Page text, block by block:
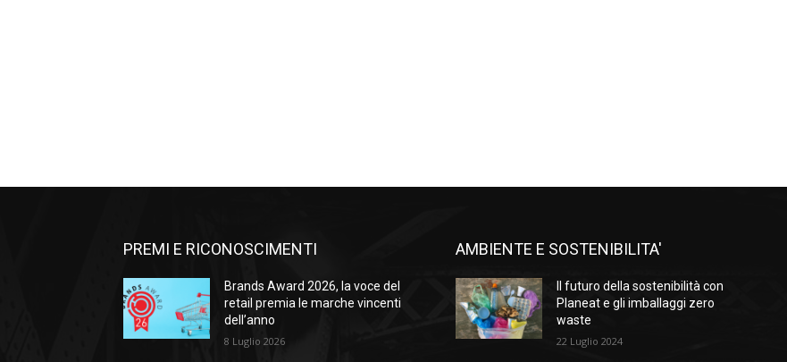
PREMI E RICONOSCIMENTI
Brands Award 2026, la voce del
retail premia le marche vincenti
dell’anno
8 Luglio 2026
AMBIENTE E SOSTENIBILITA'
Il futuro della sostenibilità con
Planeat e gli imballaggi zero
waste
22 Luglio 2024